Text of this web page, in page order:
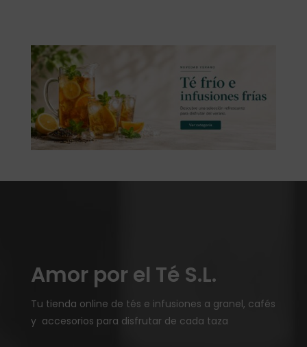
Amor por el Té S.L.
Tu tienda online de tés e infusiones a granel, cafés
y accesorios para disfrutar de cada taza